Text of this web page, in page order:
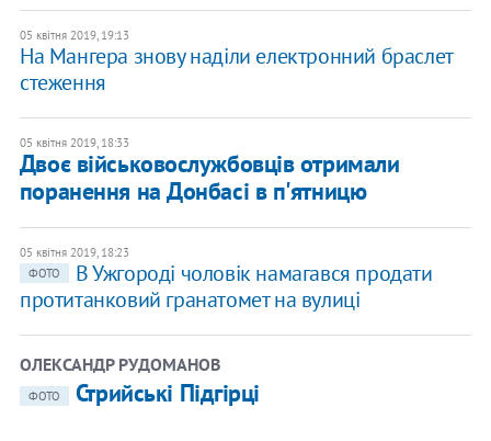
05 квітня 2019, 19:13
На Мангера знову наділи електронний браслет
стеження
05 квітня 2019, 18:33
​Двоє військовослужбовців отримали
поранення на Донбасі в п'ятницю
05 квітня 2019, 18:23
ФОТО
В Ужгороді чоловік намагався продати
протитанковий гранатомет на вулиці
ОЛЕКСАНДР РУДОМАНОВ
ФОТО Стрийські Підгірці